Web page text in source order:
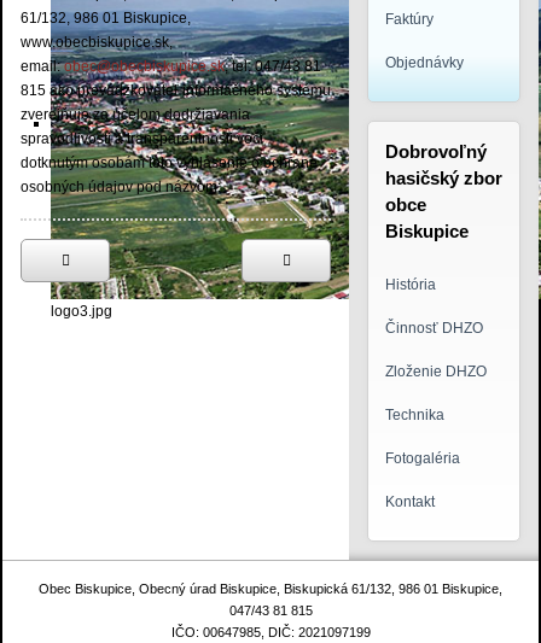
logo3.jpg
61/132, 986 01 Biskupice,
www.obecbiskupice.sk,
email:obec@obecbiskupice.sk, tel: 047/43 81
815 ako prevádzkovateľ informačného systému
zverejňuje za účelom dodržiavania
spravodlivosti a transparentnosti voči
dotknutým osobám toto vyhlásenie o ochrane
osobných údajov pod názvom:
Faktúry
Objednávky
Dobrovoľný
hasičský zbor
obce
Biskupice
História
Činnosť DHZO
Zloženie DHZO
Technika
Fotogaléria
Kontakt
Obec Biskupice, Obecný úrad Biskupice, Biskupická 61/132, 986 01 Biskupice,
047/43 81 815
IČO: 00647985, DIČ: 2021097199